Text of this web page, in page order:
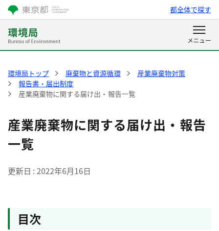
都全体で探す
環境局トップ 廃棄物と資源循環
産業廃棄物対策
報告書・届出制度
産業廃棄物に関する届け出・報告一覧
産業廃棄物に関する届け出・報告
一覧
更新日 2022年6月16日
目次